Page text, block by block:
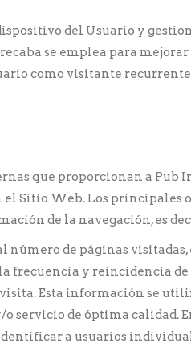
del Usuario y
se emplea para
como visitante
que proporcionan a Pub
Sitio Web. Los principales
de la navegación, es
de páginas
frecuencia y reincidencia
Esta información se
servicio de óptima calidad.
a usuarios